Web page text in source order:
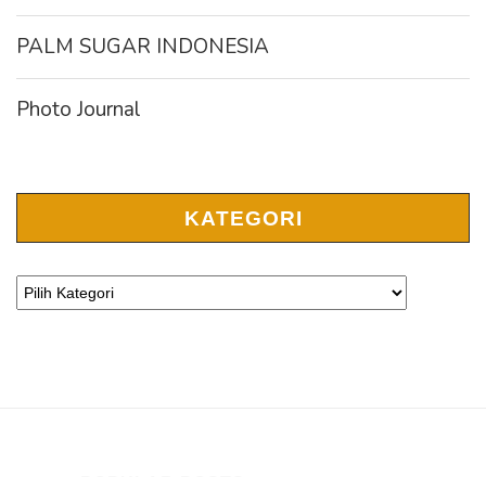
PALM SUGAR INDONESIA
Photo Journal
KATEGORI